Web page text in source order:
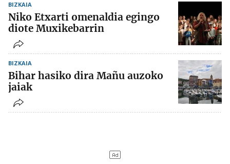
BIZKAIA
Niko Etxarti omenaldia egingo
diote Muxikebarrin
BIZKAIA
Bihar hasiko dira Mañu auzoko
jaiak